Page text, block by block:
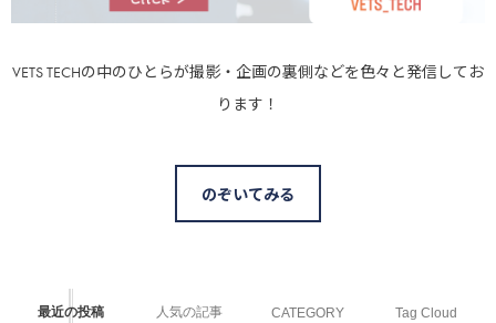
VETS TECHの中のひとらが撮影・企画の裏側などを色々と発信してお
ります！
のぞいてみる
最近の投稿 人気の記事 CATEGORY Tag Cloud